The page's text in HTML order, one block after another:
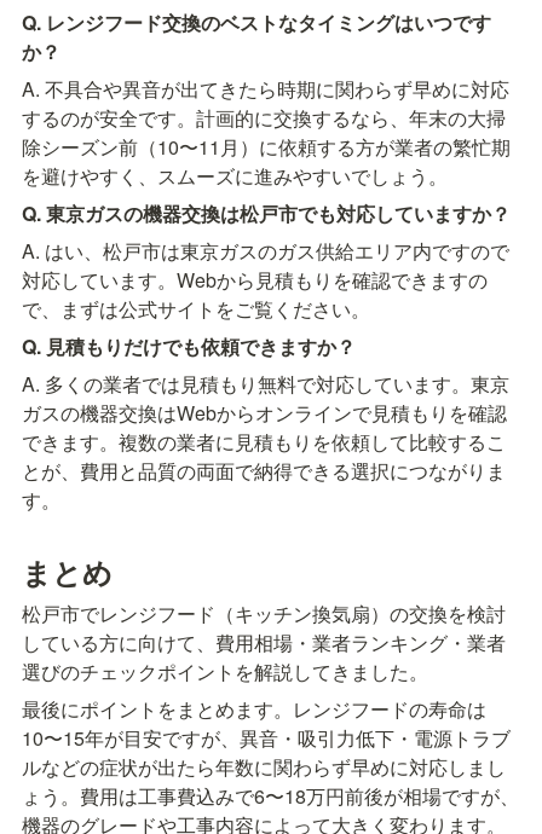
Q. レンジフード交換のベストなタイミングはいつです
か？
A. 不具合や異音が出てきたら時期に関わらず早めに対応
するのが安全です。計画的に交換するなら、年末の大掃
除シーズン前（10〜11月）に依頼する方が業者の繁忙期
を避けやすく、スムーズに進みやすいでしょう。
Q. 東京ガスの機器交換は松戸市でも対応していますか？
A. はい、松戸市は東京ガスのガス供給エリア内ですので
対応しています。Webから見積もりを確認できますの
で、まずは公式サイトをご覧ください。
Q. 見積もりだけでも依頼できますか？
A. 多くの業者では見積もり無料で対応しています。東京
ガスの機器交換はWebからオンラインで見積もりを確認
できます。複数の業者に見積もりを依頼して比較するこ
とが、費用と品質の両面で納得できる選択につながりま
す。
まとめ
松戸市でレンジフード（キッチン換気扇）の交換を検討
している方に向けて、費用相場・業者ランキング・業者
選びのチェックポイントを解説してきました。
最後にポイントをまとめます。レンジフードの寿命は
10〜15年が目安ですが、異音・吸引力低下・電源トラブ
ルなどの症状が出たら年数に関わらず早めに対応しまし
ょう。費用は工事費込みで6〜18万円前後が相場ですが、
機器のグレードや工事内容によって大きく変わります。